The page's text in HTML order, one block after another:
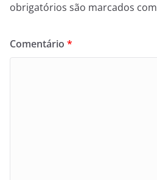
obrigatórios são marcados com
Comentário *